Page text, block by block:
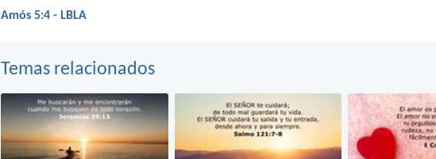
Amós 5:4 - LBLA
Temas relacionados